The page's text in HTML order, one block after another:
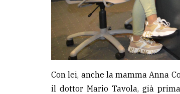
Con lei, anche la mamma Anna
il dottor Mario Tavola, già